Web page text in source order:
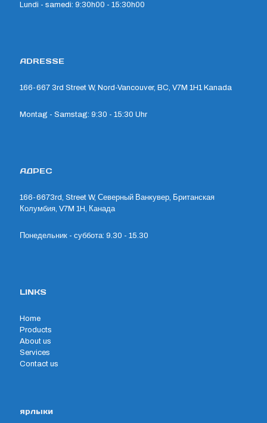
Lundi - samedi: 9:30h00 - 15:30h00
ADRESSE
166-667 3rd Street W, Nord-Vancouver, BC, V7M 1H1 Kanada
Montag - Samstag: 9:30 - 15:30 Uhr
АДРЕС
166-6673rd, Street W, Северный Ванкувер, Британская
Колумбия, V7M 1H, Канада
Понедельник - суббота: 9.30 - 15.30
LINKS
Home
Products
About us
Services
Contact us
ярлыки